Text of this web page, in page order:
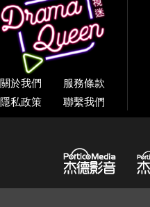
關於我們
服務條款
隱私政策
聯繫我們